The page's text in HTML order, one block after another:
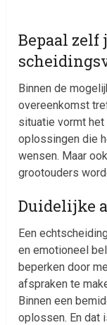
Bepaal zelf
Binnen de
overeenkomst
situatie vormt
oplossingen die
wensen. Maar
grootouders
Duidelijke
Een
en emotioneel
beperken door
afspraken te
Binnen een
oplossen. En dat